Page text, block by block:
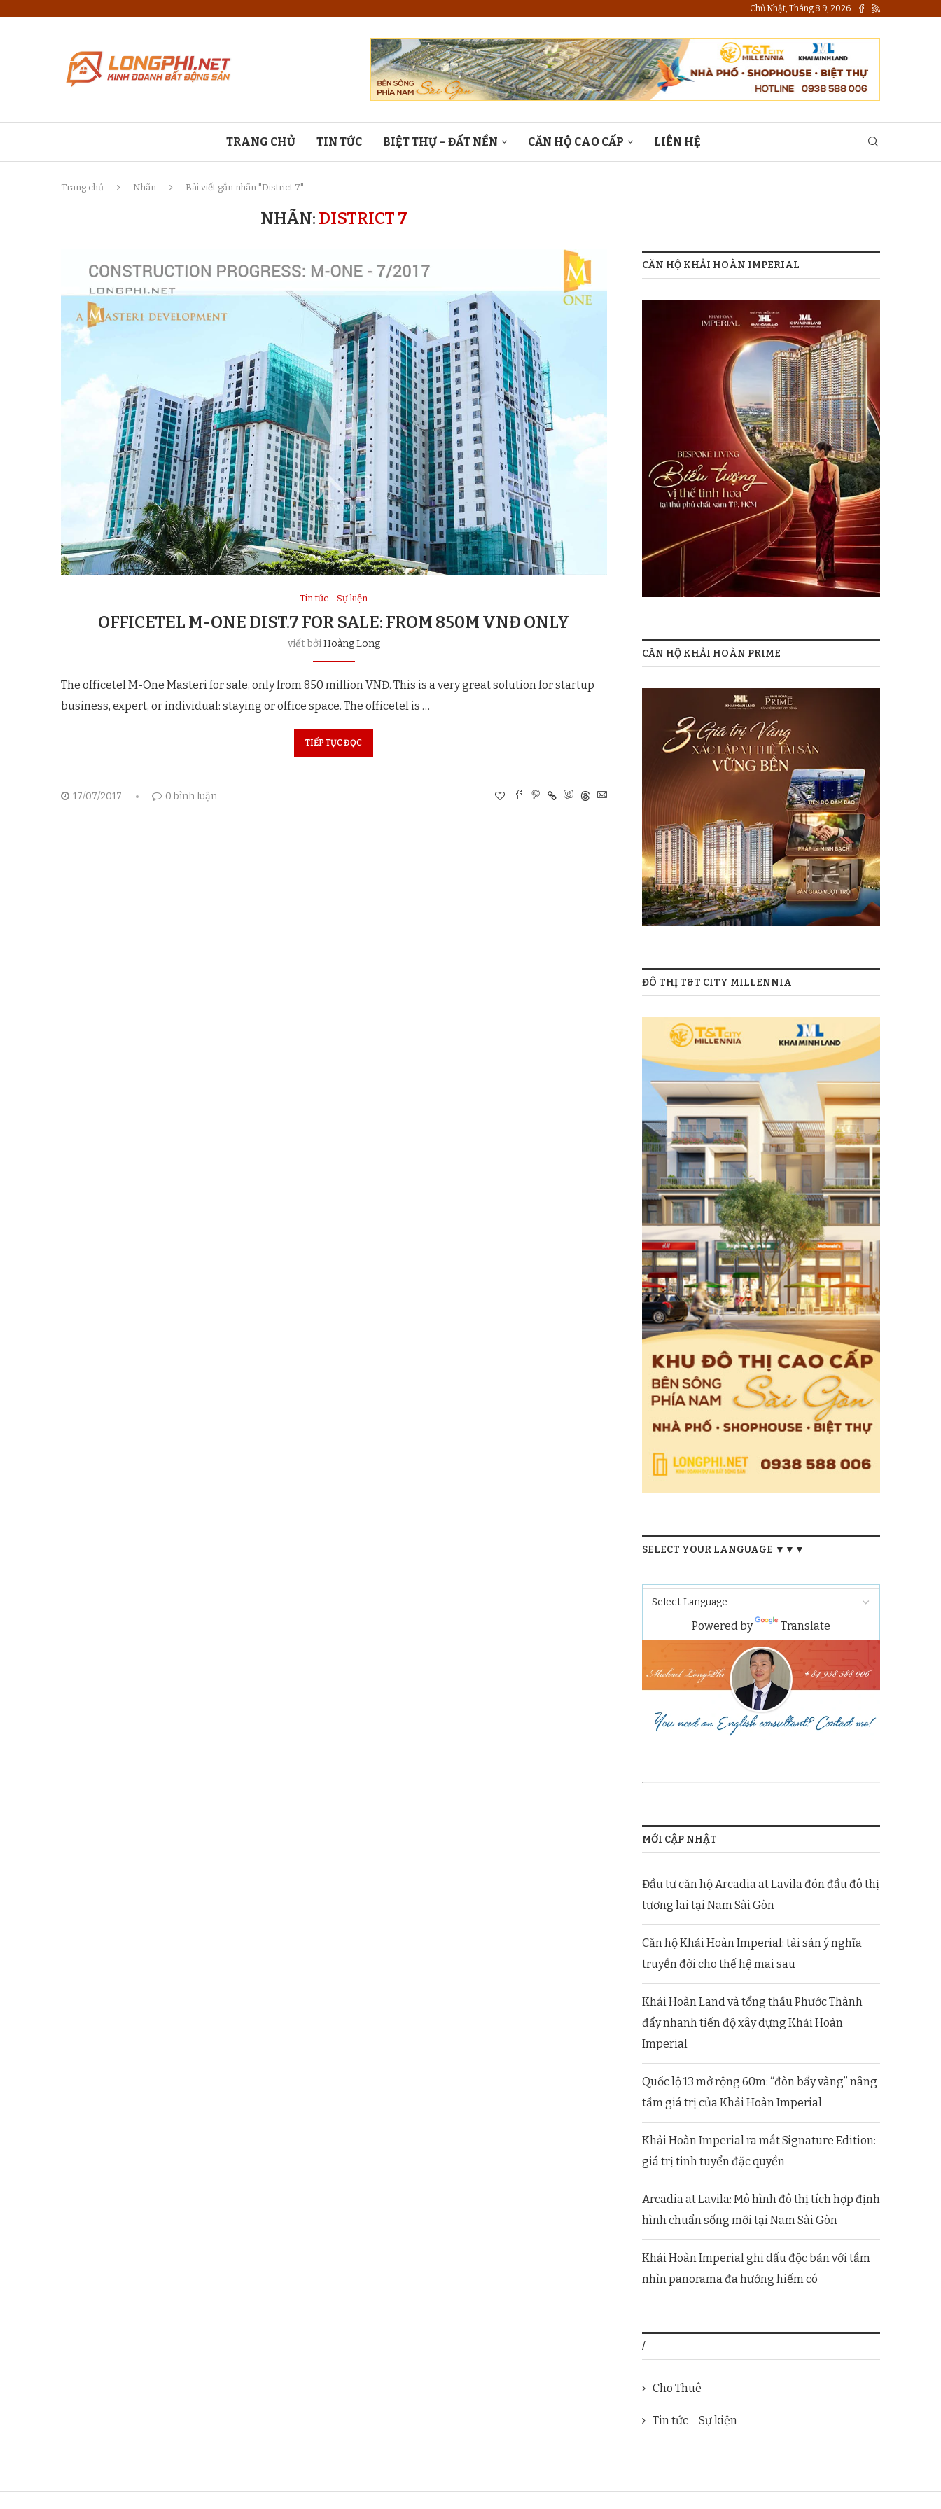
Chủ Nhật, Tháng 8 9, 2026
TRANG CHỦ TIN TỨC BIỆT THỰ – ĐẤT NỀN CĂN HỘ CAO CẤP LIÊN HỆ
Trang chủ Nhãn Bài viết gắn nhãn "District 7"
NHÃN: DISTRICT 7
Tin tức - Sự kiện
OFFICETEL M-ONE DIST.7 FOR SALE: FROM 850M VNĐ ONLY
viết bởiHoàng Long
The officetel M-One Masteri for sale, only from 850 million VNĐ. This is a very great solution for startup
business, expert, or individual: staying or office space. The officetel is …
TIẾP TỤC ĐỌC
17/07/2017 0 bình luận
CĂN HỘ KHẢI HOÀN IMPERIAL
CĂN HỘ KHẢI HOÀN PRIME
ĐÔ THỊ T&T CITY MILLENNIA
SELECT YOUR LANGUAGE ▼▼▼
Powered by Translate
MỚI CẬP NHẬT
Đầu tư căn hộ Arcadia at Lavila đón đầu đô thị
tương lai tại Nam Sài Gòn
Căn hộ Khải Hoàn Imperial: tài sản ý nghĩa
truyền đời cho thế hệ mai sau
Khải Hoàn Land và tổng thầu Phước Thành
đẩy nhanh tiến độ xây dựng Khải Hoàn
Imperial
Quốc lộ 13 mở rộng 60m: “đòn bẩy vàng” nâng
tầm giá trị của Khải Hoàn Imperial
Khải Hoàn Imperial ra mắt Signature Edition:
giá trị tinh tuyển đặc quyền
Arcadia at Lavila: Mô hình đô thị tích hợp định
hình chuẩn sống mới tại Nam Sài Gòn
Khải Hoàn Imperial ghi dấu độc bản với tầm
nhìn panorama đa hướng hiếm có
/
Cho Thuê
Tin tức – Sự kiện